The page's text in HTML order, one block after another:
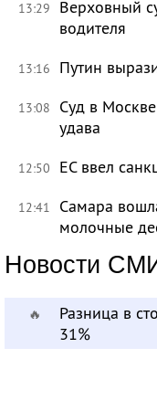
13:29
Верховный
водителя
13:16 Путин
13:08
Суд в
удава
12:50 ЕС ввел
12:41
Самара
молочные
Новости
🔥
Разница в
31%